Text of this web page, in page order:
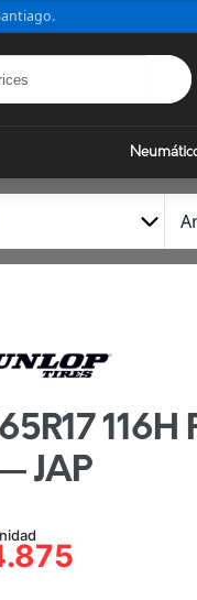
o
116H
JAP